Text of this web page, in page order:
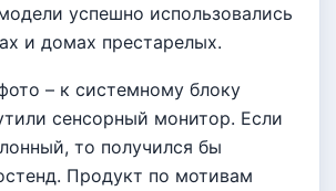
успешно использовались
и домах престарелых.
– к системному блоку
сенсорный монитор. Если
то получился бы
Продукт по мотивам